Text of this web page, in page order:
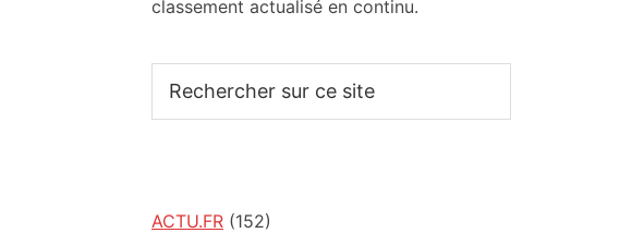
classement actualisé en continu.
sur
ACTU.FR (152)